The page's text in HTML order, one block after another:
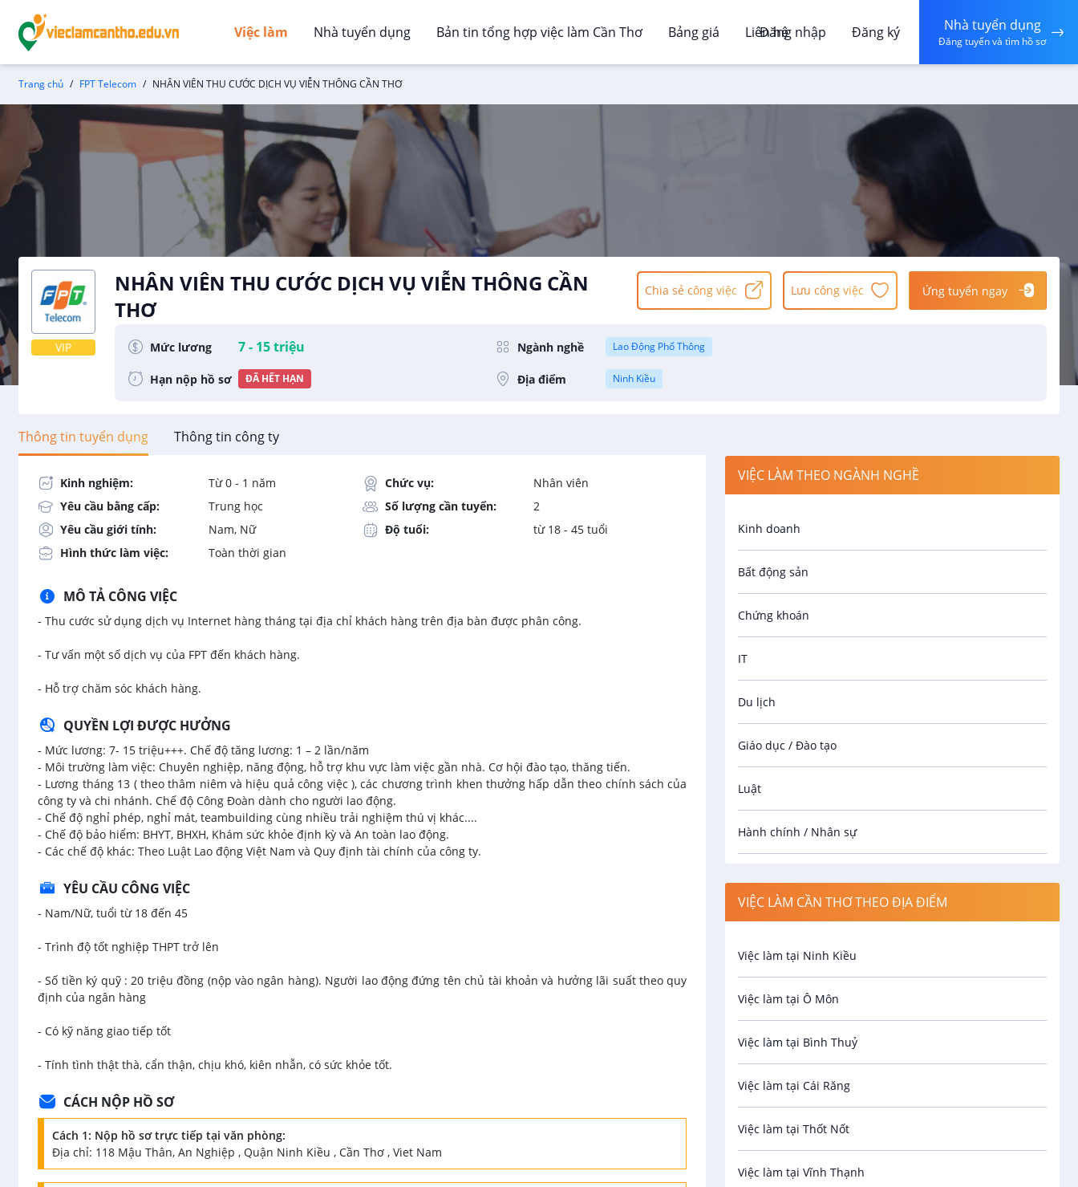
Việc làm Nhà tuyển dụng Bản tin tổng hợp việc làm Cần Thơ Bảng giá Liên hệ
Đăng nhập Đăng ký Nhà tuyển dụng
Đăng tuyển và tìm hồ sơ
Trang chủ FPT Telecom NHÂN VIÊN THU CƯỚC DỊCH VỤ VIỄN THÔNG CẦN THƠ
VIP
NHÂN VIÊN THU CƯỚC DỊCH VỤ VIỄN THÔNG CẦN
THƠ
Chia sẻ công việc Lưu công việc Ứng tuyển ngay
Mức lương 7 - 15 triệu Ngành nghề Lao Động Phổ Thông
Hạn nộp hồ sơ ĐÃ HẾT HẠN Địa điểm Ninh Kiều
Thông tin tuyển dụng Thông tin công ty
Kinh nghiệm: Từ 0 - 1 năm Chức vụ:
Nhân viên
Yêu cầu bằng cấp:
Trung học Số lượng cần tuyển:
2
Yêu cầu giới tính:
Nam, Nữ Độ tuổi:
từ 18 - 45 tuổi
Hình thức làm việc:
Toàn thời gian
MÔ TẢ CÔNG VIỆC
- Thu cước sử dụng dịch vụ Internet hàng tháng tại địa chỉ khách hàng trên địa bàn được phân công.
- Tư vấn một số dịch vụ của FPT đến khách hàng.
- Hỗ trợ chăm sóc khách hàng.
QUYỀN LỢI ĐƯỢC HƯỞNG
- Mức lương: 7- 15 triệu+++. Chế độ tăng lương: 1 – 2 lần/năm
- Môi trường làm việc: Chuyên nghiệp, năng động, hỗ trợ khu vực làm việc gần nhà. Cơ hội đào tạo, thăng tiến.
- Lương tháng 13 ( theo thâm niêm và hiệu quả công việc ), các chương trình khen thưởng hấp dẫn theo chính sách của
công ty và chi nhánh. Chế độ Công Đoàn dành cho người lao động.
- Chế độ nghỉ phép, nghỉ mát, teambuilding cùng nhiều trải nghiệm thú vị khác....
- Chế độ bảo hiểm: BHYT, BHXH, Khám sức khỏe định kỳ và An toàn lao động.
- Các chế độ khác: Theo Luật Lao động Việt Nam và Quy định tài chính của công ty.
YÊU CẦU CÔNG VIỆC
- Nam/Nữ, tuổi từ 18 đến 45
- Trình độ tốt nghiệp THPT trở lên
- Số tiền ký quỹ : 20 triệu đồng (nộp vào ngân hàng). Người lao động đứng tên chủ tài khoản và hưởng lãi suất theo quy
định của ngân hàng
- Có kỹ năng giao tiếp tốt
- Tính tình thật thà, cẩn thận, chịu khó, kiên nhẫn, có sức khỏe tốt.
CÁCH NỘP HỒ SƠ
Cách 1: Nộp hồ sơ trực tiếp tại văn phòng:
Địa chỉ: 118 Mậu Thân, An Nghiệp , Quận Ninh Kiều , Cần Thơ , Viet Nam
VIỆC LÀM THEO NGÀNH NGHỀ
Kinh doanh
Bất động sản
Chứng khoán
IT
Du lịch
Giáo dục / Đào tạo
Luật
Hành chính / Nhân sự
Spa
Bảo Vệ
An toàn lao động
Bảo hiểm
Biên phiên dịch
Bưu chính viễn thông
Cơ khí
VIỆC LÀM CẦN THƠ THEO ĐỊA ĐIỂM
Việc làm tại Ninh Kiều
Việc làm tại Ô Môn
Việc làm tại Bình Thuỷ
Việc làm tại Cái Răng
Việc làm tại Thốt Nốt
Việc làm tại Vĩnh Thạnh